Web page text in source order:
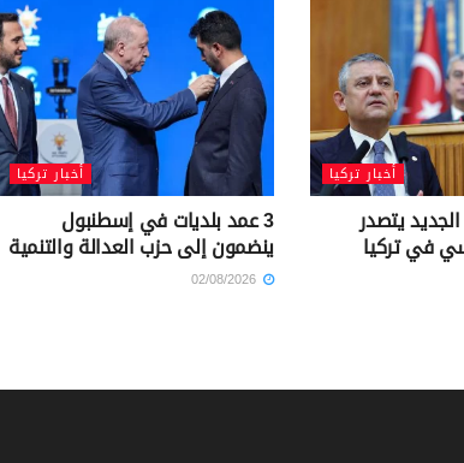
أخبار تركيا
يتصدر
في تركيا
أخبار تركيا
3 عمد بلديات في إسطنبول
ينضمون إلى حزب العدالة والتنمية